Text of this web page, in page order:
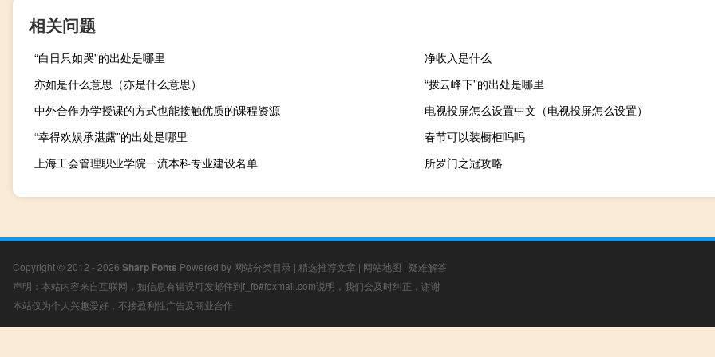
相关问题
“白日只如哭”的出处是哪里
净收入是什么
亦如是什么意思（亦是什么意思）
“拨云峰下”的出处是哪里
中外合作办学授课的方式也能接触优质的课程资源
电视投屏怎么设置中文（电视投屏怎么设置）
“幸得欢娱承湛露”的出处是哪里
春节可以装橱柜吗吗
上海工会管理职业学院一流本科专业建设名单
所罗门之冠攻略
Copyright © 2012 - 2026 Sharp Fonts Powered by 网站分类目录 | 精选推荐文章 | 网站地图 | 疑难解答
声明：本站内容来自互联网，如信息有错误可发邮件到f_fb#foxmail.com说明，我们会及时纠正，谢谢
本站仅为个人兴趣爱好，不接盈利性广告及商业合作